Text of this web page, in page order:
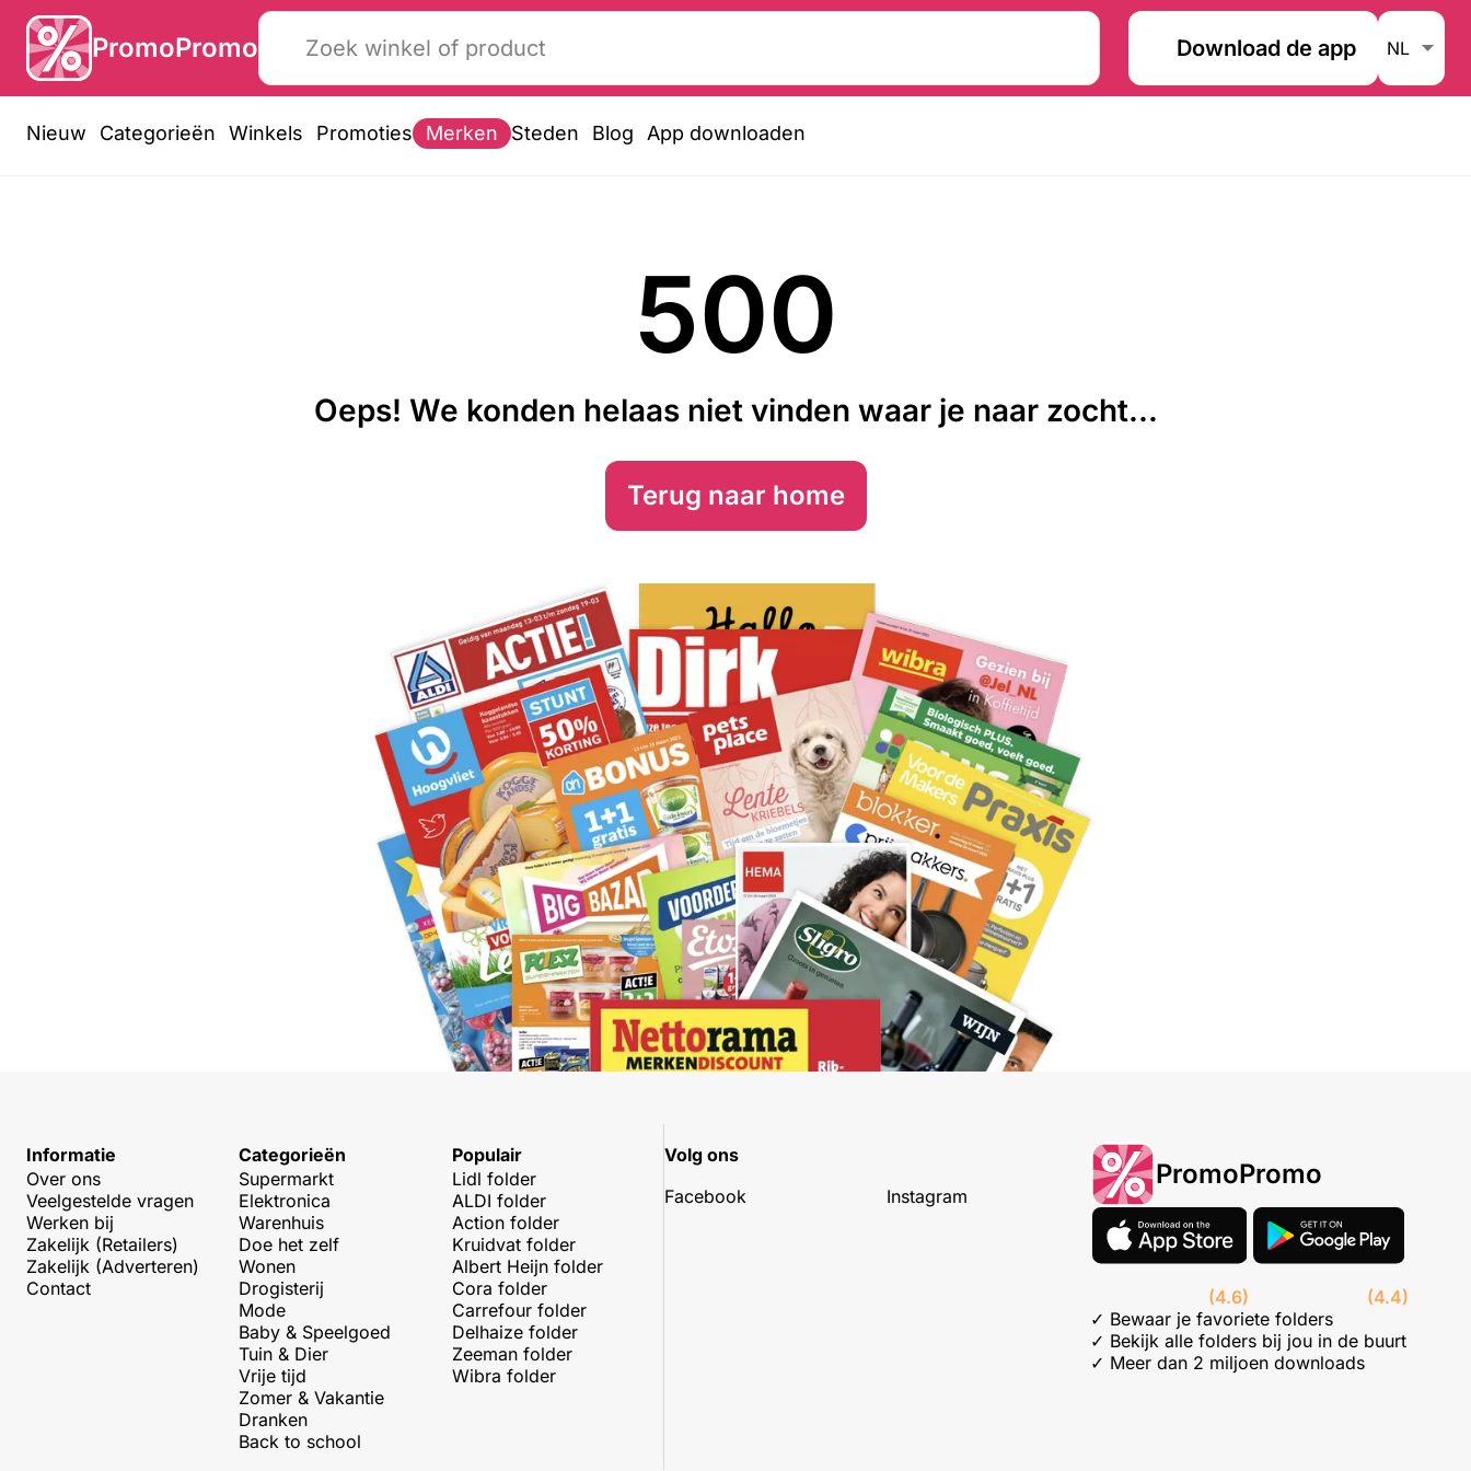
PromoPromo Download de app
Nieuw Categorieën Winkels Promoties Merken Steden Blog App downloaden
500
Oeps! We konden helaas niet vinden waar je naar zocht...
Terug naar home
Informatie
Over ons
Veelgestelde vragen
Werken bij
Zakelijk (Retailers)
Zakelijk (Adverteren)
Contact
Categorieën
Supermarkt
Elektronica
Warenhuis
Doe het zelf
Wonen
Drogisterij
Mode
Baby & Speelgoed
Tuin & Dier
Vrije tijd
Zomer & Vakantie
Dranken
Back to school
Populair
Lidl folder
ALDI folder
Action folder
Kruidvat folder
Albert Heijn folder
Cora folder
Carrefour folder
Delhaize folder
Zeeman folder
Wibra folder
Volg ons
Facebook
Instagram
PromoPromo
(4.6)
(4.4)
✓ Bewaar je favoriete folders
✓ Bekijk alle folders bij jou in de buurt
✓ Meer dan 2 miljoen downloads